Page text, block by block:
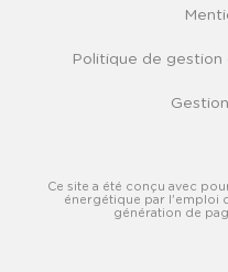
Politique de gestion
Ce site a été conçu avec
énergétique par l'emploi
génération de